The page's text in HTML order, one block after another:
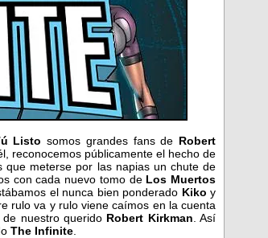
Listo somos grandes fans de Robert
reconocemos públicamente el hecho de
meterse por las napias un chute de
con cada nuevo tomo de Los Muertos
el nunca bien ponderado Kiko y
rulo va y rulo viene caímos en la cuenta
nuestro querido Robert Kirkman . Así
The Infinite